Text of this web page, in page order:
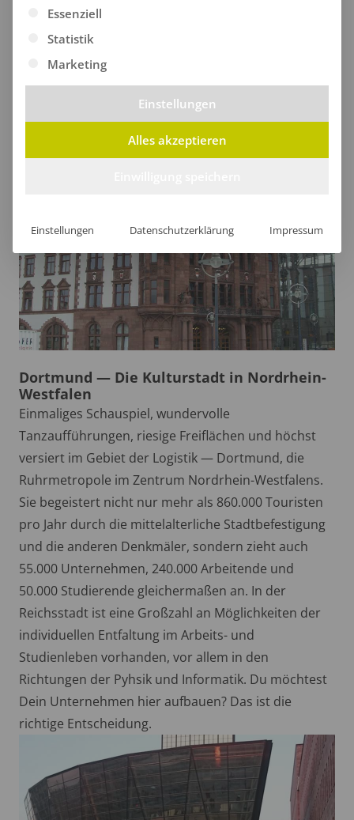
Markenetablierung in
Dortmund mit Teamoutfits
Dortmund — Die Kulturstadt in Nordrhein-
Westfalen
Einmaliges Schauspiel, wundervolle
Tanzaufführungen, riesige Freiflächen und höchst
versiert im Gebiet der Logistik — Dortmund, die
Ruhrmetropole im Zentrum Nordrhein-Westfalens.
Sie begeistert nicht nur mehr als 860.000 Touristen
pro Jahr durch die mittelalterliche Stadtbefestigung
und die anderen Denkmäler, sondern zieht auch
55.000 Unternehmen, 240.000 Arbeitende und
50.000 Studierende gleichermaßen an. In der
Reichsstadt ist eine Großzahl an Möglichkeiten der
individuellen Entfaltung im Arbeits- und
Studienleben vorhanden, vor allem in den
Richtungen der Pyhsik und Informatik. Du möchtest
Dein Unternehmen hier aufbauen? Das ist die
richtige Entscheidung.
Es folgt eine Liste der Service-Gruppen, für die eine
Essenziell
Statistik
Marketing
Einstellungen
Alles akzeptieren
Einstellungen Datenschutzerklärung Impressum